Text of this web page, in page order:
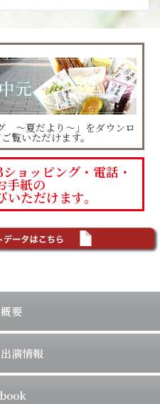
～夏だより～」をダウンロ
覧いただけます。
ョッピング・電話・
手紙の
ただけます。
要
演情報